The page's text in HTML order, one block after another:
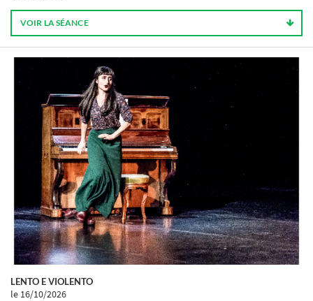
VOIR LA SÉANCE
LENTO E VIOLENTO
le 16/10/2026